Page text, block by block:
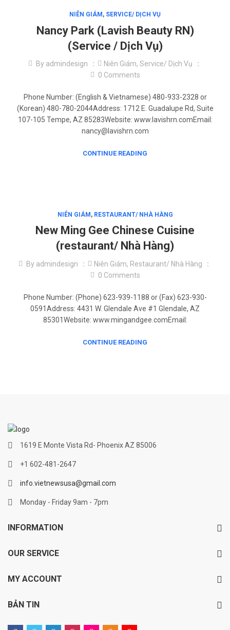
NIÊN GIÁM , SERVICE/ DỊCH VỤ
Nancy Park (Lavish Beauty RN)
(Service / Dịch Vụ)
By admindesign Niên Giám, Service/ Dịch Vụ
0 Comments
Phone Number: (English & Vietnamese) 480-933-2328 or
(Korean) 480-780-2044Address: 1712 E. Guadalupe Rd, Suite
107-105 Tempe, AZ 85283Website: www.lavishrn.comEmail:
nancy@lavishrn.com
CONTINUE READING
NIÊN GIÁM, RESTAURANT/ NHÀ HÀNG
New Ming Gee Chinese Cuisine
(restaurant/ Nhà Hàng)
By admindesign Niên Giám, Restaurant/ Nhà Hàng
0 Comments
Phone Number: (Phone) 623-939-1188 or (Fax) 623-930-
0591Address: 4431 W. Glendale Ave #1 Glendale, AZ
85301Website: www.mingandgee.comEmail:
CONTINUE READING
1619 E Monte Vista Rd- Phoenix AZ 85006
+1 602-481-2647
info.vietnewsusa@gmail.com
Monday - Friday 9am - 7pm
INFORMATION
OUR SERVICE
MY ACCOUNT
BẢN TIN